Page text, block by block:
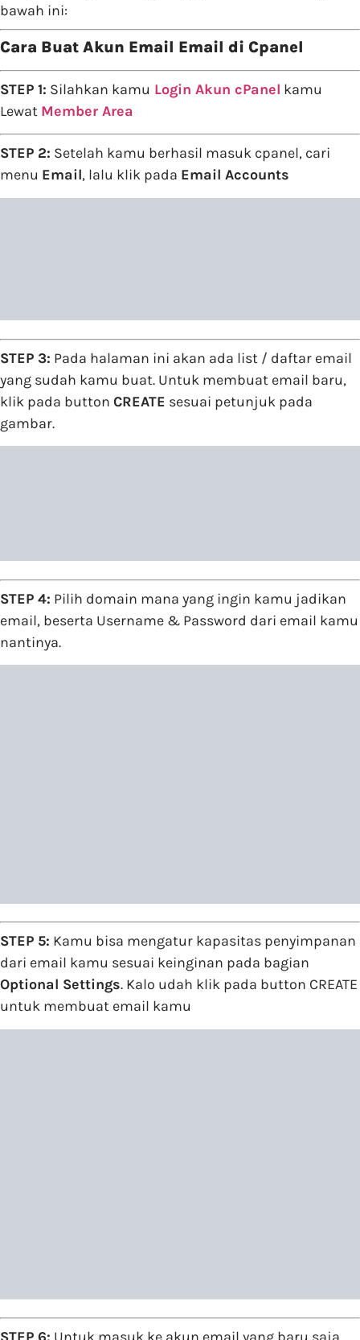
bawah ini:
Cara Buat Akun Email Email di Cpanel
STEP 1: Silahkan kamu Login Akun cPanel kamu
Lewat Member Area
STEP 2: Setelah kamu berhasil masuk cpanel, cari
menu Email, lalu klik pada Email Accounts
STEP 3: Pada halaman ini akan ada list / daftar email
yang sudah kamu buat. Untuk membuat email baru,
klik pada button CREATE sesuai petunjuk pada
gambar.
STEP 4: Pilih domain mana yang ingin kamu jadikan
email, beserta Username & Password dari email kamu
nantinya.
STEP 5: Kamu bisa mengatur kapasitas penyimpanan
dari email kamu sesuai keinginan pada bagian
Optional Settings. Kalo udah klik pada button CREATE
untuk membuat email kamu